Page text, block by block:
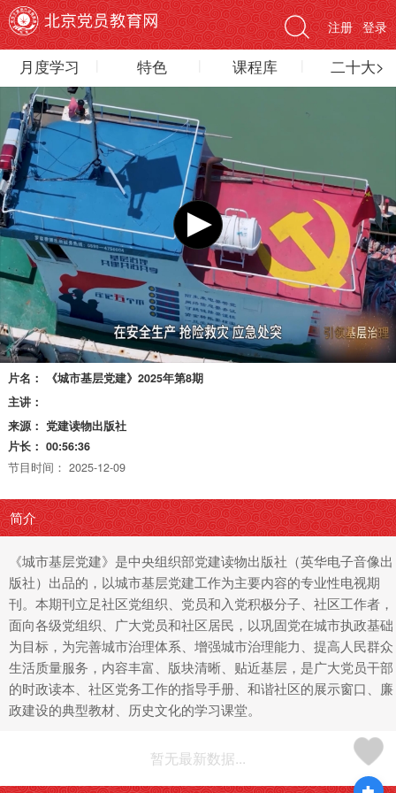
登录
注册
月度学习 特色 课程库 二十大>
片名：
《城市基层党建》2025年第8期
主讲：
来源： 党建读物出版社
片长： 00:56:36
节目时间： 2025-12-09
简介
《城市基层党建》是中央组织部党建读物出版社（英华电子音像出
版社）出品的，以城市基层党建工作为主要内容的专业性电视期
刊。本期刊立足社区党组织、党员和入党积极分子、社区工作者，
面向各级党组织、广大党员和社区居民，以巩固党在城市执政基础
为目标，为完善城市治理体系、增强城市治理能力、提高人民群众
生活质量服务，内容丰富、版块清晰、贴近基层，是广大党员干部
的时政读本、社区党务工作的指导手册、和谐社区的展示窗口、廉
政建设的典型教材、历史文化的学习课堂。
暂无最新数据...